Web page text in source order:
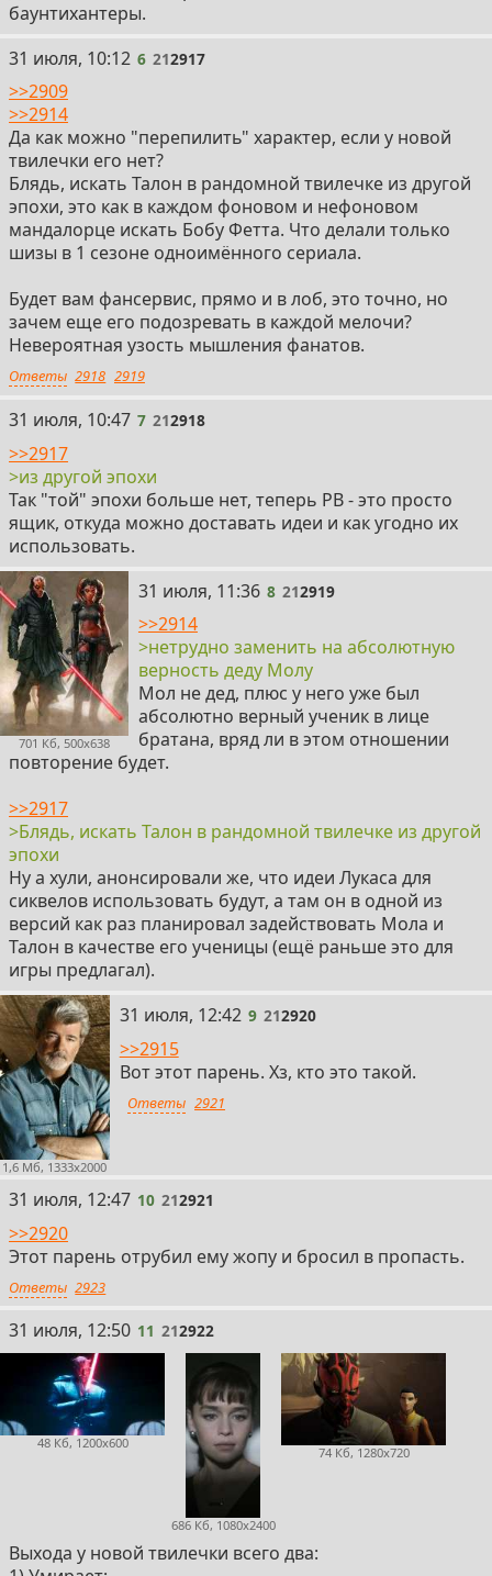
баунтихантеры.
6
31 июля, 10:12 6 212917
>>2909
>>2914
Да как можно "перепилить" характер, если у новой
твилечки его нет?
Блядь, искать Талон в рандомной твилечке из другой
эпохи, это как в каждом фоновом и нефоновом
мандалорце искать Бобу Фетта. Что делали только
шизы в 1 сезоне одноимённого сериала.
Будет вам фансервис, прямо и в лоб, это точно, но
зачем еще его подозревать в каждой мелочи?
Невероятная узость мышления фанатов.
Ответы 2918 2919
7
31 июля, 10:47 7 212918
>>2917
>из другой эпохи
Так "той" эпохи больше нет, теперь РВ - это просто
ящик, откуда можно доставать идеи и как угодно их
использовать.
701 Кб, 500x638
8
31 июля, 11:36 8 212919
>>2914
>нетрудно заменить на абсолютную
верность деду Молу
Мол не дед, плюс у него уже был
абсолютно верный ученик в лице
братана, вряд ли в этом отношении
повторение будет.
>>2917
>Блядь, искать Талон в рандомной твилечке из другой
эпохи
Ну а хули, анонсировали же, что идеи Лукаса для
сиквелов использовать будут, а там он в одной из
версий как раз планировал задействовать Мола и
Талон в качестве его ученицы (ещё раньше это для
игры предлагал).
1,6 Мб, 1333x2000
9
31 июля, 12:42 9 212920
>>2915
Вот этот парень. Хз, кто это такой.
Ответы 2921
10
31 июля, 12:47 10 212921
>>2920
Этот парень отрубил ему жопу и бросил в пропасть.
Ответы 2923
11
31 июля, 12:50 11 212922
48 Кб, 1200x600
686 Кб, 1080x2400
74 Кб, 1280x720
Выхода у новой твилечки всего два: